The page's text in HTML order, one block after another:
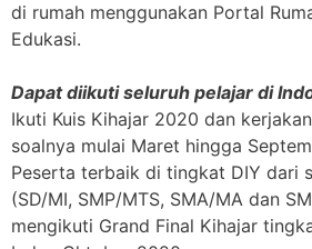
di rumah menggunakan Portal
Edukasi.
Dapat diikuti seluruh pelajar di
Ikuti Kuis Kihajar 2020 dan
soalnya mulai Maret hingga
Peserta terbaik di tingkat DIY dari
(SD/MI, SMP/MTS, SMA/MA dan
mengikuti Grand Final Kihajar